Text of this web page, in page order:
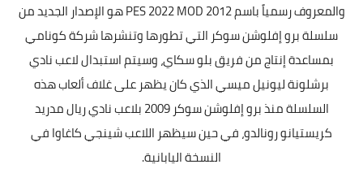
والمعروف رسمياً باسم PES 2022 MOD 2012 هو الإصدار الجديد من
سلسلة برو إفلوشن سوكر التي تطورها وتنشرها شركة كونامي
بمساعدة إنتاج من فريق بلو سكاي، وسيتم استبدال لاعب نادي
برشلونة ليونيل ميسي الذي كان يظهر على غلاف ألعاب هذه
السلسلة منذ برو إفلوشن سوكر 2009 بلاعب نادي ريال مدريد
كريستيانو رونالدو، في حين سيظهر اللاعب شينجي كاغاوا في
النسخة اليابانية.